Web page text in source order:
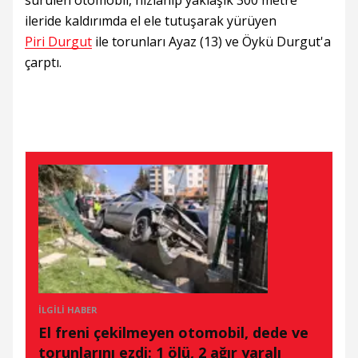
ileride kaldırımda el ele tutuşarak yürüyen
Piri Durgut ile torunları Ayaz (13) ve Öykü Durgut'a
çarptı.
İLGILI HABER
El freni çekilmeyen otomobil, dede ve
torunlarını ezdi: 1 ölü, 2 ağır yaralı